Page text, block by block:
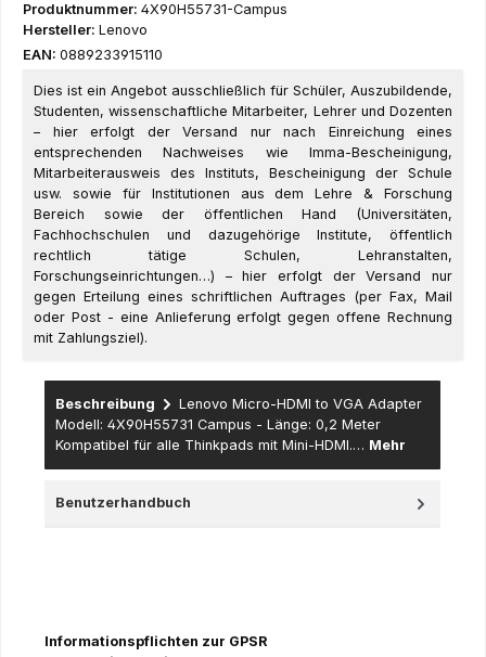
Produktnummer: 4X90H55731-Campus
Hersteller: Lenovo
EAN: 0889233915110
Dies ist ein Angebot ausschließlich für Schüler, Auszubildende,
Studenten, wissenschaftliche Mitarbeiter, Lehrer und Dozenten
– hier erfolgt der Versand nur nach Einreichung eines
entsprechenden Nachweises wie Imma-Bescheinigung,
Mitarbeiterausweis des Instituts, Bescheinigung der Schule
usw. sowie für Institutionen aus dem Lehre & Forschung
Bereich sowie der öffentlichen Hand (Universitäten,
Fachhochschulen und dazugehörige Institute, öffentlich
rechtlich tätige Schulen, Lehranstalten,
Forschungseinrichtungen…) – hier erfolgt der Versand nur
gegen Erteilung eines schriftlichen Auftrages (per Fax, Mail
oder Post - eine Anlieferung erfolgt gegen offene Rechnung
mit Zahlungsziel).
Beschreibung
Lenovo Micro-HDMI to VGA Adapter
Modell: 4X90H55731 Campus - Länge: 0,2 Meter
Kompatibel für alle Thinkpads mit Mini-HDMI.… Mehr
Benutzerhandbuch
Informationspflichten zur GPSR